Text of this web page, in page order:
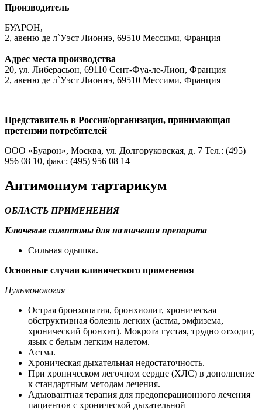
Производитель
БУАРОН,
2, авеню де л`Уэст Лионнэ, 69510 Мессими, Франция
Адрес места производства
20, ул. Либерасьон, 69110 Сент-Фуа-ле-Лион, Франция
2, авеню де л`Уэст Лионнэ, 69510 Мессими, Франция
Представитель в России/организация, принимающая
претензии потребителей
ООО «Буарон», Москва, ул. Долгоруковская, д. 7 Тел.: (495)
956 08 10, факс: (495) 956 08 14
Антимониум тартарикум
ОБЛАСТЬ ПРИМЕНЕНИЯ
Ключевые симптомы для назначения препарата
Сильная одышка.
Основные случаи клинического применения
Пульмонология
Острая бронхопатия, бронхиолит, хроническая
обструктивная болезнь легких (астма, эмфизема,
хронический бронхит). Мокрота густая, трудно отходит,
язык с белым легким налетом.
Астма.
Хроническая дыхательная недостаточность.
При хроническом легочном сердце (ХЛС) в дополнение
к стандартным методам лечения.
Адъювантная терапия для предоперационного лечения
пациентов с хронической дыхательной